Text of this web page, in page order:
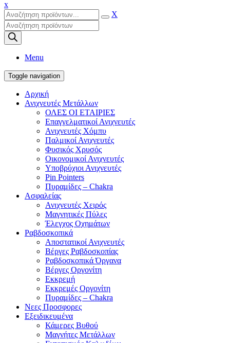
x
X
Products
search
Menu
Toggle navigation
Αρχική
Ανιχνευτές Μετάλλων
ΟΛΕΣ ΟΙ ΕΤΑΙΡΙΕΣ
Επαγγελματικοί Ανιχνευτές
Ανιχνευτές Χόμπυ
Παλμικοί Ανιχνευτές
Φυσικός Χρυσός
Οικονομικοί Ανιχνευτές
Υποβρύχιοι Ανιχνευτές
Pin Pointers
Πυραμίδες – Chakra
Ασφαλείας
Ανιχνευτές Χειρός
Μαγνητικές Πύλες
Έλεγχος Οχημάτων
Ραβδοσκοπικά
Αποστατικοί Ανιχνευτές
Βέργες Ραβδοσκοπίας
Ραβδοσκοπικά Όργανα
Βέργες Οργονίτη
Εκκρεμή
Εκκρεμές Οργονίτη
Πυραμίδες – Chakra
Νεες Προσφορες
Εξειδικευμένα
Κάμερες Βυθού
Μαγνήτες Μετάλλων